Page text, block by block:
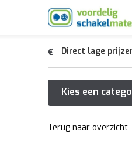
Direct lage
Kies een
Terug naar overzicht